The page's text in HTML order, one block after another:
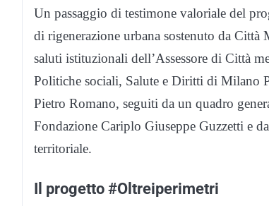
Un passaggio di testimone valoriale del
di rigenerazione urbana sostenuto da
saluti istituzionali dell’Assessore di Città
Politiche sociali, Salute e Diritti di Milano
Pietro Romano, seguiti da un quadro
Fondazione Cariplo Giuseppe Guzzetti e
territoriale.
Il progetto #Oltreiperimetri